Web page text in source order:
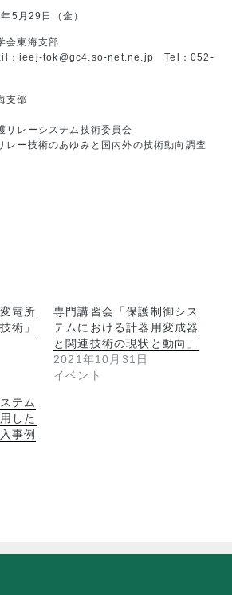
5月29日（金）
会東海支部
net.ne.jp Tel：052-
部
ーシステム技術委員会
術のあゆみと国内外の技術動向調査
電所
術」
専門講習会「保護制御シス
テムにおける計器用変成器
と関連技術の現状と動向」
2021年10月31日
イベント
テム
した
事例